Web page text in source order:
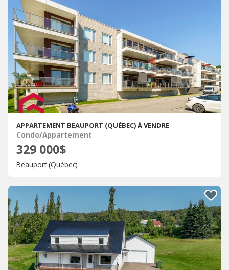
APPARTEMENT BEAUPORT (QUÉBEC) À VENDRE
Condo/Appartement
329 000$
Beauport (Québec)